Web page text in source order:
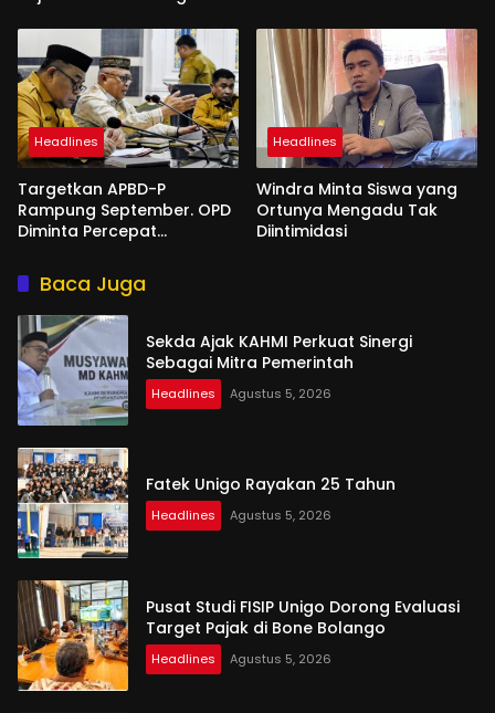
Headlines
Targetkan APBD-P
Rampung September. OPD
Diminta Percepat
Headlines
Windra Minta Siswa yang
Ortunya Mengadu Tak
Diintimidasi
Baca Juga
Sekda Ajak KAHMI Perkuat Sinergi
Sebagai Mitra Pemerintah
Headlines Agustus 5, 2026
Fatek Unigo Rayakan 25 Tahun
Headlines Agustus 5, 2026
Pusat Studi FISIP Unigo Dorong Evaluasi
Target Pajak di Bone Bolango
Headlines Agustus 5, 2026